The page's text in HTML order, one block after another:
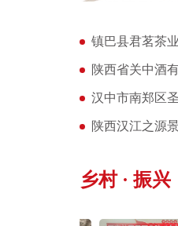
镇巴县君茗茶
陕西省关中酒
汉中市南郑区
陕西汉江之源
乡村 · 振兴